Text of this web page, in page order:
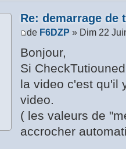
Re: demarrage de
de F6DZP » Dim 22
Bonjour,
Si
la video c'est qu'il
video.
( les valeurs de
accrocher